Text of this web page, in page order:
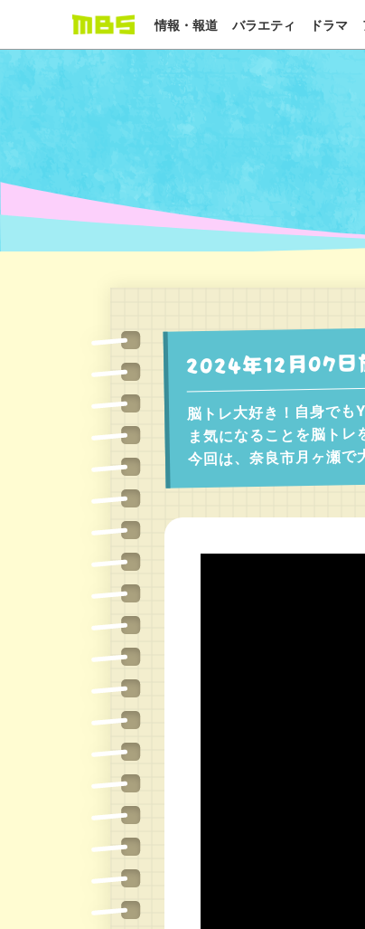
情報・報道 バラエティ ドラマ
2024年12月07日
脳トレ大好き！自身で
ま気になることを脳トレ
今回は、奈良市月ヶ瀬で